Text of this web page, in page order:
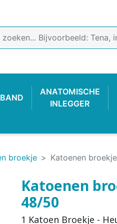
ANATOMISCHE
INLEGGER
FIXATIEBROEKJE
PLASTIC BROEKJE
broekje Katoenen
Katoenen
48/50
1 Katoen Broekje -